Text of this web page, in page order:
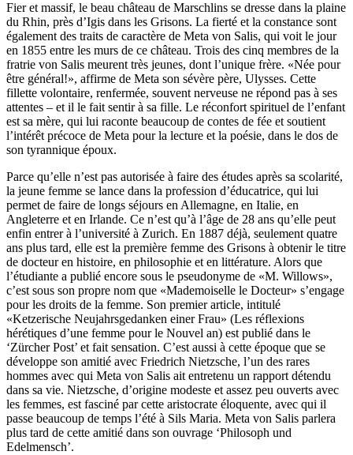
Fier et massif, le beau château de Marschlins se dresse dans la plaine
du Rhin, près d’Igis dans les Grisons. La fierté et la constance sont
également des traits de caractère de Meta von Salis, qui voit le jour
en 1855 entre les murs de ce château. Trois des cinq membres de la
fratrie von Salis meurent très jeunes, dont l’unique frère. «Née pour
être général!», affirme de Meta son sévère père, Ulysses. Cette
fillette volontaire, renfermée, souvent nerveuse ne répond pas à ses
attentes – et il le fait sentir à sa fille. Le réconfort spirituel de l’enfant
est sa mère, qui lui raconte beaucoup de contes de fée et soutient
l’intérêt précoce de Meta pour la lecture et la poésie, dans le dos de
son tyrannique époux.
Parce qu’elle n’est pas autorisée à faire des études après sa scolarité,
la jeune femme se lance dans la profession d’éducatrice, qui lui
permet de faire de longs séjours en Allemagne, en Italie, en
Angleterre et en Irlande. Ce n’est qu’à l’âge de 28 ans qu’elle peut
enfin entrer à l’université à Zurich. En 1887 déjà, seulement quatre
ans plus tard, elle est la première femme des Grisons à obtenir le titre
de docteur en histoire, en philosophie et en littérature. Alors que
l’étudiante a publié encore sous le pseudonyme de «M. Willows»,
c’est sous son propre nom que «Mademoiselle le Docteur» s’engage
pour les droits de la femme. Son premier article, intitulé
«Ketzerische Neujahrsgedanken einer Frau» (Les réflexions
hérétiques d’une femme pour le Nouvel an) est publié dans le
‘Zürcher Post’ et fait sensation. C’est aussi à cette époque que se
développe son amitié avec Friedrich Nietzsche, l’un des rares
hommes avec qui Meta von Salis ait entretenu un rapport détendu
dans sa vie. Nietzsche, d’origine modeste et assez peu ouverts avec
les femmes, est fasciné par cette aristocrate éloquente, avec qui il
passe beaucoup de temps l’été à Sils Maria. Meta von Salis parlera
plus tard de cette amitié dans son ouvrage ‘Philosoph und
Edelmensch’.